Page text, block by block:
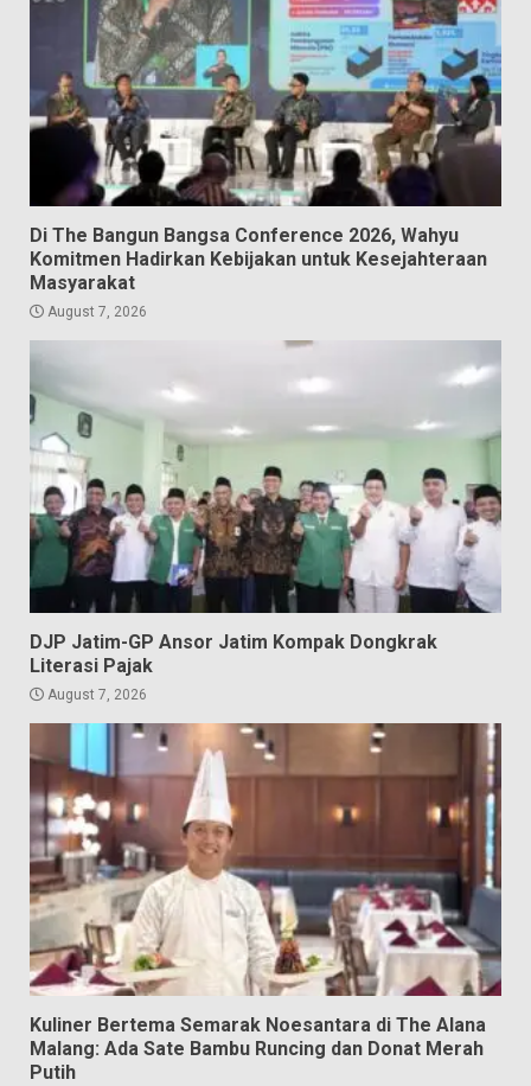
Di The Bangun Bangsa Conference 2026, Wahyu
Komitmen Hadirkan Kebijakan untuk Kesejahteraan
Masyarakat
August 7, 2026
DJP Jatim-GP Ansor Jatim Kompak Dongkrak
Literasi Pajak
August 7, 2026
Kuliner Bertema Semarak Noesantara di The Alana
Malang: Ada Sate Bambu Runcing dan Donat Merah
Putih